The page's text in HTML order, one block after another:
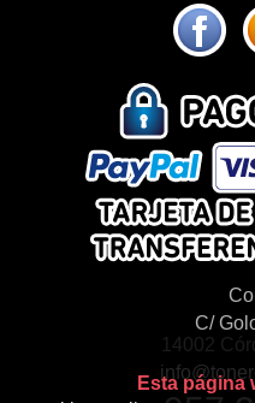
C/
14002
Esta página